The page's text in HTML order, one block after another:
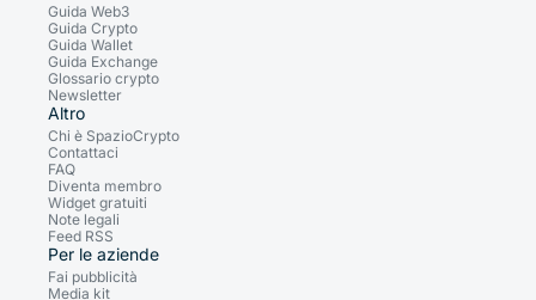
Guida Web3
Guida Crypto
Guida Wallet
Guida Exchange
Glossario crypto
Newsletter
Altro
Chi è SpazioCrypto
Contattaci
FAQ
Diventa membro
Widget gratuiti
Note legali
Feed RSS
Per le aziende
Fai pubblicità
Media kit